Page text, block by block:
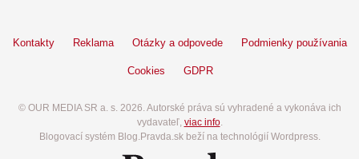
Kontakty Reklama Otázky a odpovede Podmienky používania
Cookies GDPR
© OUR MEDIA SR a. s. 2026. Autorské práva sú vyhradené a vykonáva ich
vydavateľ, viac info.
Blogovací systém Blog.Pravda.sk beží na technológií Wordpress.